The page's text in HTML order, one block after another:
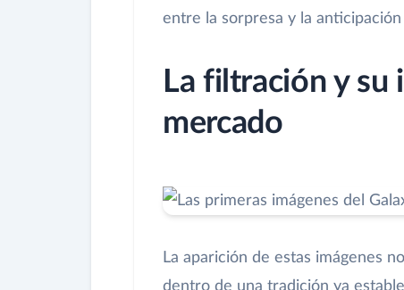
entre la sorpresa y la
La filtración y su
mercado
La aparición de estas imágenes
dentro de una tradición ya